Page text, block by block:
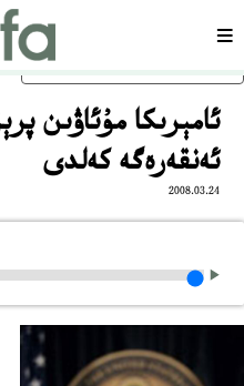
ئاساسلىق مەزمۇنغا ئاتلاڭسەھىپە
ئامېرىكا مۇئاۋىن
ئەنقەرەگە كەلدى
2008.03.24